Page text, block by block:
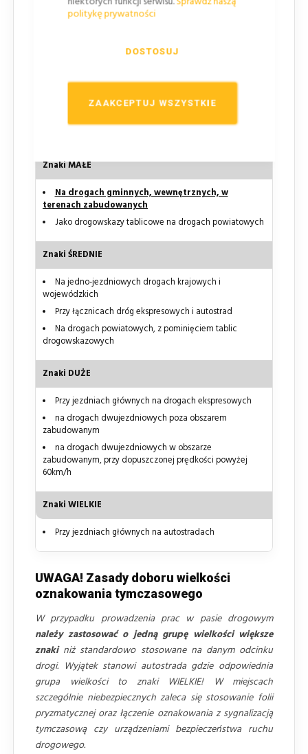
politykę prywatności
ZAAKCEPTUJ WSZYSTKIE
DOSTOSUJ
Przewidziana kategorie dróg i miejsca zastosowania
W terenie zabudowanym, gdy warunki nie pozwalają
znaków większych pogorszy widoczność pieszych w
Znaki MAŁE
Na drogach gminnych, wewnętrznych, w
terenach zabudowanych
Jako drogowskazy tablicowe na drogach powiatowych
Znaki ŚREDNIE
Na jedno-jezdniowych drogach krajowych i
wojewódzkich
Przy łącznicach dróg ekspresowych i autostrad
Na drogach powiatowych, z pominięciem tablic
drogowskazowych
Znaki DUŻE
Przy jezdniach głównych na drogach ekspresowych
na drogach dwujezdniowych poza obszarem
zabudowanym
na drogach dwujezdniowych w obszarze
zabudowanym, przy dopuszczonej prędkości powyżej
60km/h
Znaki WIELKIE
Przy jezdniach głównych na autostradach
UWAGA! Zasady doboru wielkości
oznakowania tymczasowego
W przypadku prowadzenia prac w pasie drogowym
należy zastosować o jedną grupę wielkości większe
znakiniż standardowo stosowane na danym odcinku
drogi. Wyjątek stanowi autostrada gdzie odpowiednia
grupa wielkości to znaki WIELKIE! W miejscach
szczególnie niebezpiecznych zaleca się stosowanie folii
pryzmatycznej oraz łączenie oznakowania z sygnalizacją
tymczasową czy urządzeniami bezpieczeństwa ruchu
drogowego.